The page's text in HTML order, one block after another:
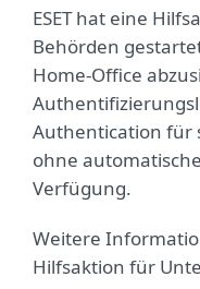
ESET hat eine
Behörden
Home-Office
Authentication für
ohne
Verfügung.
Weitere
Hilfsaktion für